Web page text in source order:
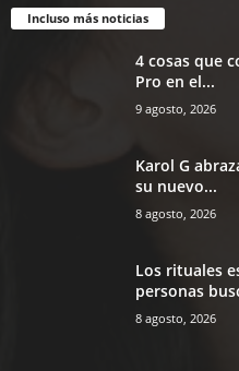
Incluso más noticias
4 cosas que
Pro en el...
9 agosto, 2026
Karol G
su nuevo...
8 agosto, 2026
Los rituales
personas
8 agosto, 2026